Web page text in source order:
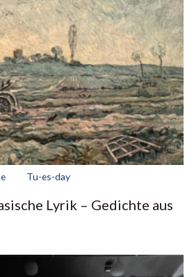
Tu-es-day
Lyrik – Gedichte aus